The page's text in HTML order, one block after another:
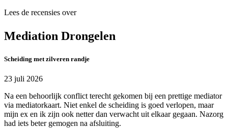
Lees de recensies over
Mediation Drongelen
Scheiding met zilveren randje
23 juli 2026
Na een behoorlijk conflict terecht gekomen bij een prettige mediator
via mediatorkaart. Niet enkel de scheiding is goed verlopen, maar
mijn ex en ik zijn ook netter dan verwacht uit elkaar gegaan. Nazorg
had iets beter gemogen na afsluiting.